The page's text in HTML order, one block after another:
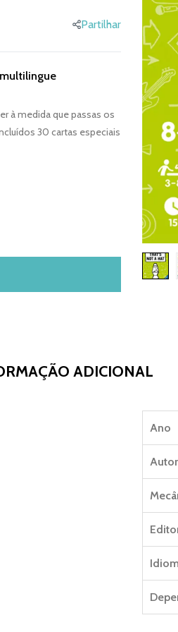
Partilhar
à medida que passas os
30 cartas especiais
ADICIONAL
Ano
Autor